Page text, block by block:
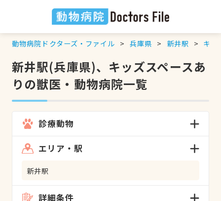
動物病院ドクターズ・ファイル 兵庫県 新井駅 キッ
新井駅(兵庫県)、キッズスペースあ
りの獣医・動物病院一覧
診療動物
エリア・駅
新井駅
詳細条件